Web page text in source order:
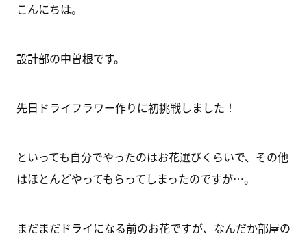
こんにちは。
設計部の中曽根です。
先日ドライフラワー作りに初挑戦しました！
といっても自分でやったのはお花選びくらいで、その他
はほとんどやってもらってしまったのですが…。
まだまだドライになる前のお花ですが、なんだか部屋の